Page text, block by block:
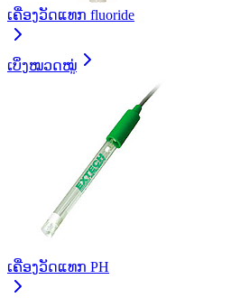
ເຄື່ອງວັດແທກ fluoride
ເບິ່ງໝວດໝູ່
ເຄື່ອງວັດແທກ PH